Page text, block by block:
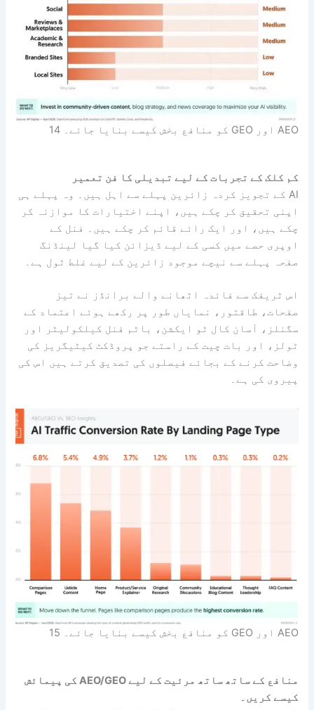
AEO اور GEO کو منافع بخش کیسے بنایا جائے۔ 14
کم کلک کے تجربات کے لیے تبدیلی کا فن تعمیر
AI کے تجویز کردہ زائرین پہلے سے اہل ہیں۔ وہ پہلے ہی
اپنی تحقیق کر چکے ہیں، اپنے اختیارات کا موازنہ کر
چکے ہیں، اور ایک رائے قائم کر چکے ہیں۔ فنل کے
اوپری حصے میں کسی کے لیے ڈیزائن کیا گیا لینڈنگ
صفحہ پہلے سے نیچے موجود زائرین کے لیے غلط ٹول ہے۔
اس ٹریفک سے فائدہ اٹھانے والے برانڈز نے تیز
صفحات، طاقتور، نمایاں طور پر رکھے ہوئے اعتماد کے
سگنلز، آسان کال ٹو ایکشن، باٹم فنل کیلکولیٹر اور
ٹولز، اور بات چیت کے راستے جو پروڈکٹ کیٹیگریز کی
وضاحت کرنے کے بجائے فیصلوں کی تصدیق کرتے ہیں اس کی
پیروی کی ہے۔
AEO اور GEO کو منافع بخش کیسے بنایا جائے۔ 15
منافع کے ساتھ ساتھ مرئیت کے لیے AEO/GEO کی پیمائش
کیسے کریں۔